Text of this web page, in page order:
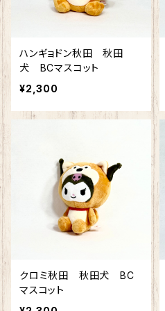
ハンギョドン秋田 秋田
犬 BCマスコット
¥2,300
クロミ秋田 秋田犬 BC
マスコット